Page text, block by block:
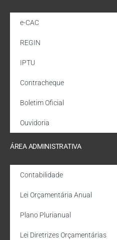
e-CAC
REGIN
IPTU
Contracheque
Boletim Oficial
Ouvidoria
ÁREA ADMINISTRATIVA
Contabilidade
Lei Orçamentária Anual
Plano Plurianual
Lei Diretrizes Orçamentárias